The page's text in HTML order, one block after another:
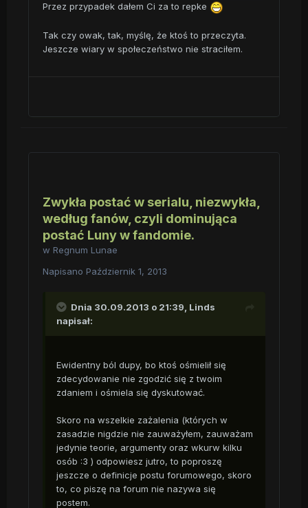
Przez przypadek dałem Ci za to repke
Tak czy owak, tak, myślę, że ktoś to przeczyta.
Jeszcze wiary w społeczeństwo nie straciłem.
Zwykła postać w serialu, niezwykła,
według fanów, czyli dominująca
postać Luny w fandomie.
w Regnum Lunae
Napisano Październik 1, 2013
Dnia 30.09.2013 o 21:39, Linds
napisał:
Ewidentny ból dupy, bo ktoś ośmielił się
zdecydowanie nie zgodzić się z twoim
zdaniem i ośmiela się dyskutować.
Skoro na wszelkie zażalenia (których w
zasadzie nigdzie nie zauważyłem, zauważam
jedynie teorie, argumenty oraz wkurw kilku
osób :3 ) odpowiesz jutro, to poproszę
jeszcze o definicje postu forumowego, skoro
to, co piszę na forum nie nazywa się
postem.